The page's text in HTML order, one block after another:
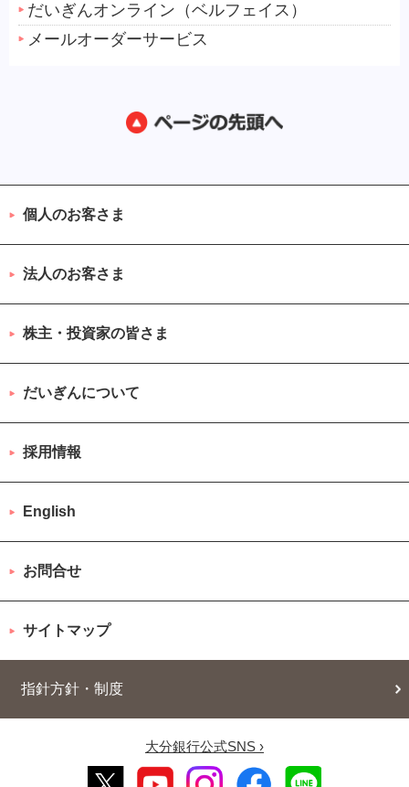
だいぎんオンライン（ベルフェイス）
メールオーダーサービス
個人のお客さま
法人のお客さま
株主・投資家の皆さま
だいぎんについて
採用情報
English
お問合せ
サイトマップ
指針方針・制度
大分銀行公式SNS ›